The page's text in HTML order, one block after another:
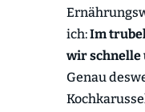
ich:Im
wir schnelle
Genau